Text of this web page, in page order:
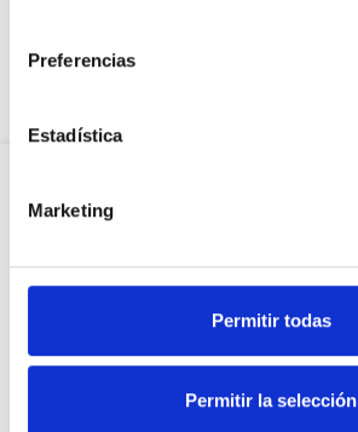
Preferencias
Estadística
Marketing
Permitir todas
Permitir la selección
Sobre Xíkara
Blog